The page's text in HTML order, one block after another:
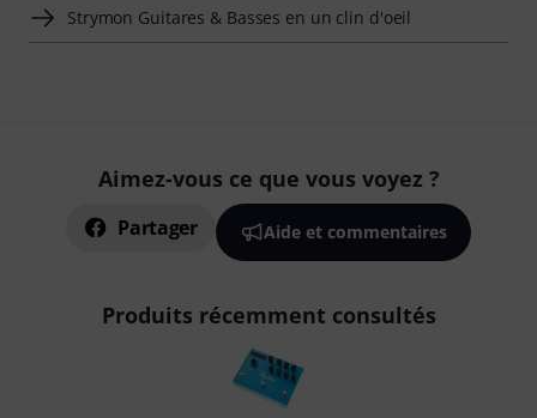
Strymon Guitares & Basses en un clin d'oeil
Aimez-vous ce que vous voyez ?
Partager Aide et commentaires
Produits récemment consultés